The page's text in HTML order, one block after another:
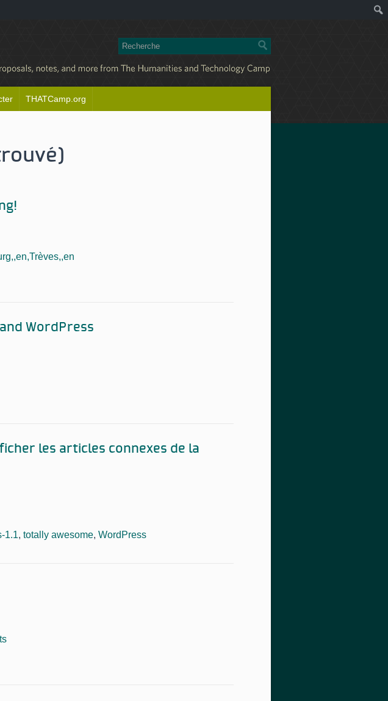
THATCamp.org
WordPress
les articles connexes de la
1.1, totally awesome, WordPress